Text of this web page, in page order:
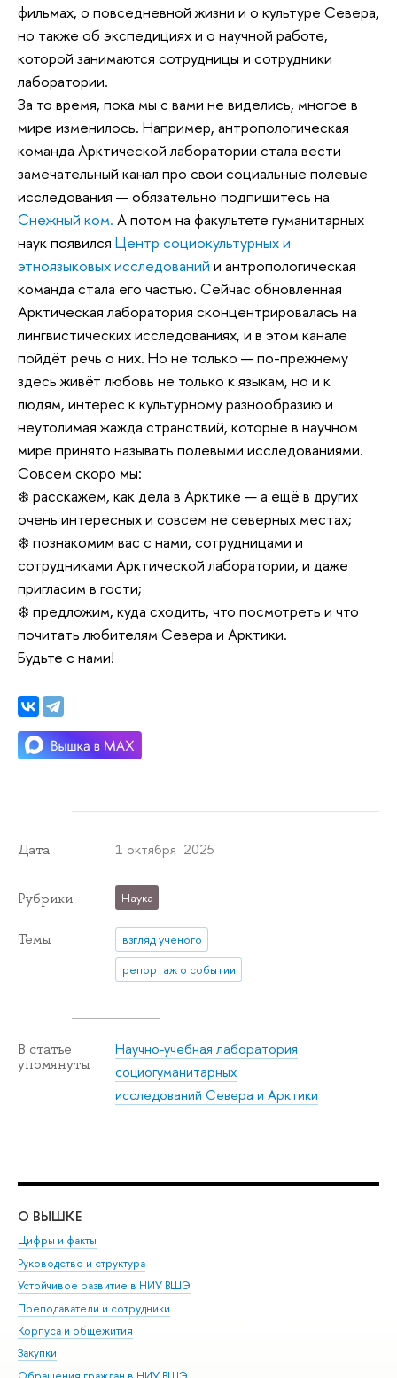
фильмах, о повседневной жизни и о культуре Севера,
но также об экспедициях и о научной работе,
которой занимаются сотрудницы и сотрудники
лаборатории.
За то время, пока мы с вами не виделись, многое в
мире изменилось. Например, антропологическая
команда Арктической лаборатории стала вести
замечательный канал про свои социальные полевые
исследования — обязательно подпишитесь на
Снежный ком. А потом на факультете гуманитарных
наук появился Центр социокультурных и
этноязыковых исследований и антропологическая
команда стала его частью. Сейчас обновленная
Арктическая лаборатория сконцентрировалась на
лингвистических исследованиях, и в этом канале
пойдёт речь о них. Но не только — по-прежнему
здесь живёт любовь не только к языкам, но и к
людям, интерес к культурному разнообразию и
неутолимая жажда странствий, которые в научном
мире принято называть полевыми исследованиями.
Совсем скоро мы:
❄️ расскажем, как дела в Арктике — а ещё в других
очень интересных и совсем не северных местах;
❄️ познакомим вас с нами, сотрудницами и
сотрудниками Арктической лаборатории, и даже
пригласим в гости;
❄️ предложим, куда сходить, что посмотреть и что
почитать любителям Севера и Арктики.
Будьте с нами!
Дата 1 октября 2025
Рубрики Наука
Темы
взгляд ученого
репортаж о событии
В статье
упомянуты
Научно-учебная лаборатория
социогуманитарных
исследований Севера и Арктики
О ВЫШКЕ
Цифры и факты
Руководство и структура
Устойчивое развитие в НИУ ВШЭ
Преподаватели и сотрудники
Корпуса и общежития
Закупки